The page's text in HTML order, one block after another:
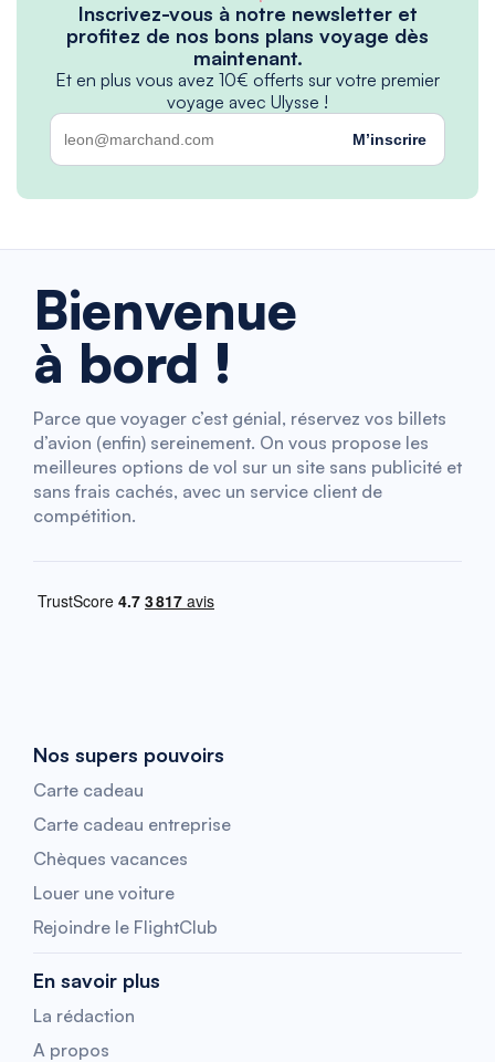
Inscrivez-vous à notre newsletter et
profitez de nos bons plans voyage dès
maintenant.
Et en plus vous avez 10€ offerts sur votre premier
voyage avec Ulysse !
M’inscrire
Bienvenue
à bord !
Parce que voyager c’est génial, réservez vos billets
d’avion (enfin) sereinement. On vous propose les
meilleures options de vol sur un site sans publicité et
sans frais cachés, avec un service client de
compétition.
Nos supers pouvoirs
Carte cadeau
Carte cadeau entreprise
Chèques vacances
Louer une voiture
Rejoindre le FlightClub
En savoir plus
La rédaction
A propos